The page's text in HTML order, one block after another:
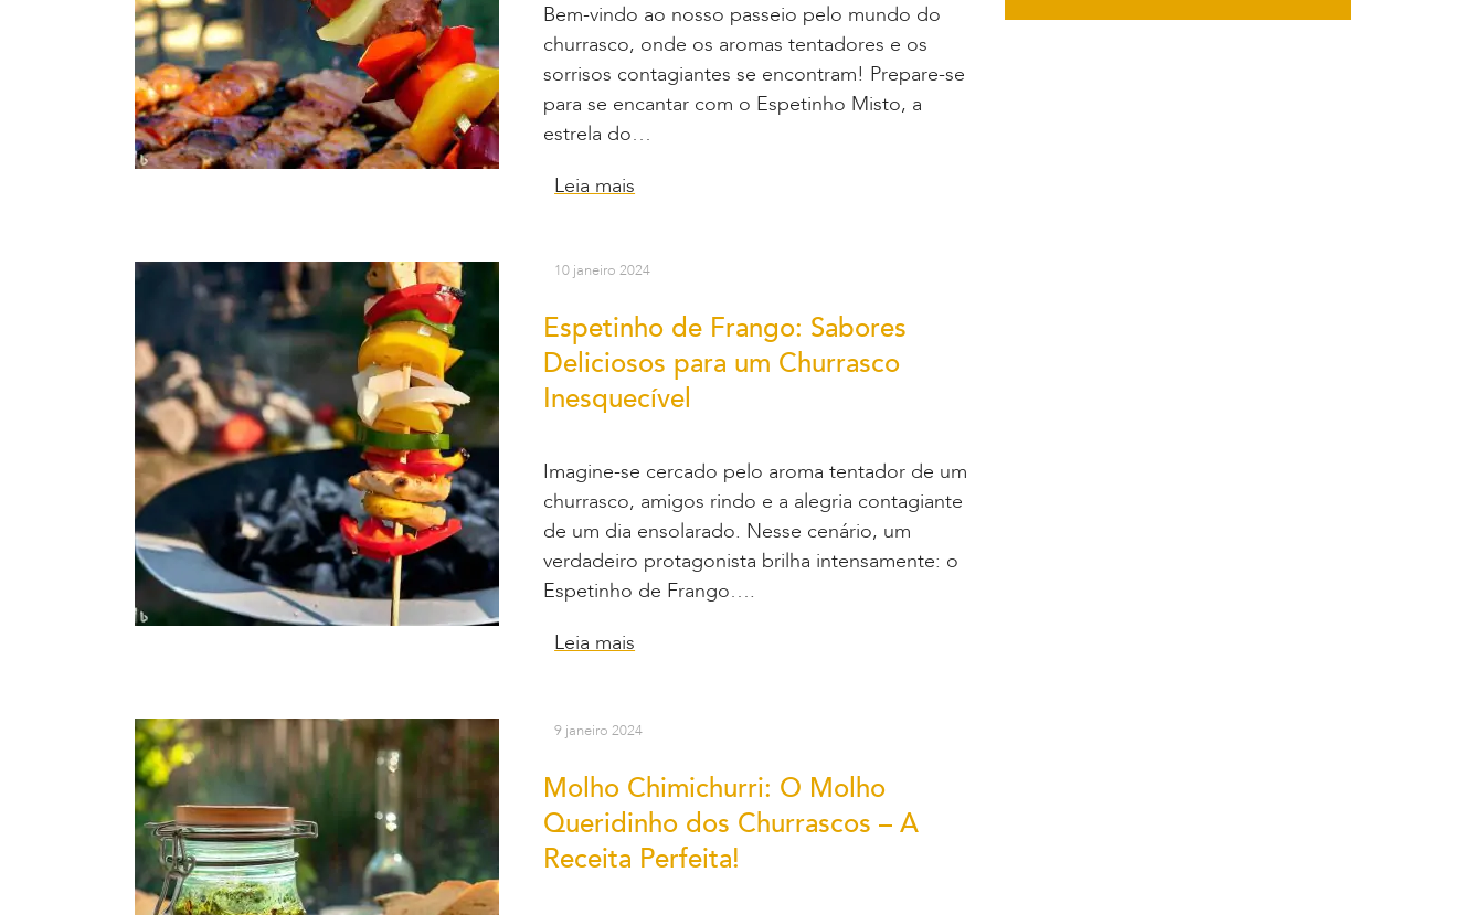
Bem-vindo ao nosso passeio pelo mundo do
churrasco, onde os aromas tentadores e os
sorrisos contagiantes se encontram! Prepare-se
para se encantar com o Espetinho Misto, a
estrela do…
Leia mais
10 janeiro 2024
Espetinho de Frango: Sabores
Deliciosos para um Churrasco
Inesquecível
Imagine-se cercado pelo aroma tentador de um
churrasco, amigos rindo e a alegria contagiante
de um dia ensolarado. Nesse cenário, um
verdadeiro protagonista brilha intensamente: o
Espetinho de Frango….
Leia mais
9 janeiro 2024
Molho Chimichurri: O Molho
Queridinho dos Churrascos – A
Receita Perfeita!